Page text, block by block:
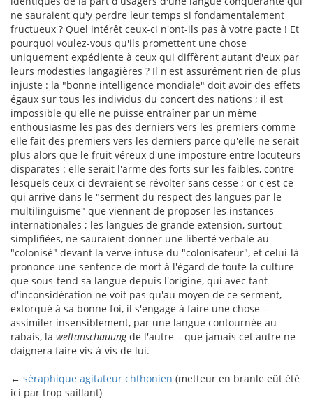
ne sauraient qu'y perdre leur temps si fondamentalement
fructueux ? Quel intérêt ceux-ci n'ont-ils pas à votre pacte ! Et
pourquoi voulez-vous qu'ils promettent une chose
uniquement expédiente à ceux qui diffèrent autant d'eux par
leurs modesties langagières ? Il n'est assurément rien de plus
injuste : la "bonne intelligence mondiale" doit avoir des effets
égaux sur tous les individus du concert des nations ; il est
impossible qu'elle ne puisse entraîner par un même
enthousiasme les pas des derniers vers les premiers comme
elle fait des premiers vers les derniers parce qu'elle ne serait
plus alors que le fruit véreux d'une imposture entre locuteurs
disparates : elle serait l'arme des forts sur les faibles, contre
lesquels ceux-ci devraient se révolter sans cesse ; or c'est ce
qui arrive dans le "serment du respect des langues par le
multilinguisme" que viennent de proposer les instances
internationales ; les langues de grande extension, surtout
simplifiées, ne sauraient donner une liberté verbale au
"colonisé" devant la verve infuse du "colonisateur", et celui-là
prononce une sentence de mort à l'égard de toute la culture
que sous-tend sa langue depuis l'origine, qui avec tant
d'inconsidération ne voit pas qu'au moyen de ce serment,
extorqué à sa bonne foi, il s'engage à faire une chose –
assimiler insensiblement, par une langue contournée au
rabais, la weltanschauungde l'autre – que jamais cet autre ne
daignera faire vis-à-vis de lui.
← séraphique agitateur chthonien (metteur en branle eût été
ici par trop saillant)